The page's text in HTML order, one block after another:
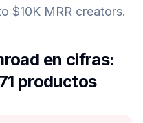
$10K MRR creators.
en cifras:
productos